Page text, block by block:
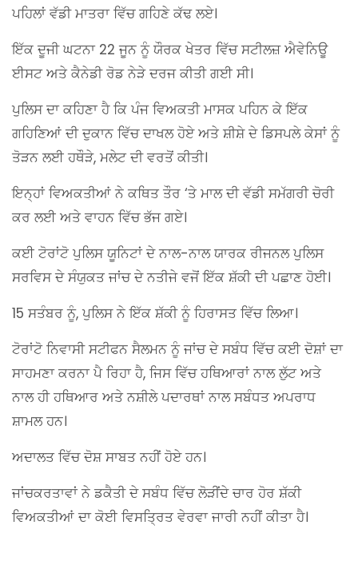
ਪਹਿਲਾਂ ਵੱਡੀ ਮਾਤਰਾ ਵਿੱਚ ਗਹਿਣੇ ਕੱਢ ਲਏ।
ਇੱਕ ਦੂਜੀ ਘਟਨਾ 22 ਜੂਨ ਨੂੰ ਯੌਰਕ ਖੇਤਰ ਵਿੱਚ ਸਟੀਲਜ਼ ਐਵੇਨਿਊ
ਈਸਟ ਅਤੇ ਕੈਨੇਡੀ ਰੋਡ ਨੇੜੇ ਦਰਜ ਕੀਤੀ ਗਈ ਸੀ।
ਪੁਲਿਸ ਦਾ ਕਹਿਣਾ ਹੈ ਕਿ ਪੰਜ ਵਿਅਕਤੀ ਮਾਸਕ ਪਹਿਨ ਕੇ ਇੱਕ
ਗਹਿਣਿਆਂ ਦੀ ਦੁਕਾਨ ਵਿੱਚ ਦਾਖਲ ਹੋਏ ਅਤੇ ਸ਼ੀਸ਼ੇ ਦੇ ਡਿਸਪਲੇ ਕੇਸਾਂ ਨੂੰ
ਤੋੜਨ ਲਈ ਹਥੌੜੇ, ਮਲੇਟ ਦੀ ਵਰਤੋਂ ਕੀਤੀ।
ਇਨ੍ਹਾਂ ਵਿਅਕਤੀਆਂ ਨੇ ਕਥਿਤ ਤੌਰ ‘ਤੇ ਮਾਲ ਦੀ ਵੱਡੀ ਸਮੱਗਰੀ ਚੋਰੀ
ਕਰ ਲਈ ਅਤੇ ਵਾਹਨ ਵਿੱਚ ਭੱਜ ਗਏ।
ਕਈ ਟੋਰਾਂਟੋ ਪੁਲਿਸ ਯੂਨਿਟਾਂ ਦੇ ਨਾਲ-ਨਾਲ ਯਾਰਕ ਰੀਜਨਲ ਪੁਲਿਸ
ਸਰਵਿਸ ਦੇ ਸੰਯੁਕਤ ਜਾਂਚ ਦੇ ਨਤੀਜੇ ਵਜੋਂ ਇੱਕ ਸ਼ੱਕੀ ਦੀ ਪਛਾਣ ਹੋਈ।
15 ਸਤੰਬਰ ਨੂੰ, ਪੁਲਿਸ ਨੇ ਇੱਕ ਸ਼ੱਕੀ ਨੂੰ ਹਿਰਾਸਤ ਵਿੱਚ ਲਿਆ।
ਟੋਰਾਂਟੋ ਨਿਵਾਸੀ ਸਟੀਫਨ ਸੈਲਮਨ ਨੂੰ ਜਾਂਚ ਦੇ ਸਬੰਧ ਵਿੱਚ ਕਈ ਦੋਸ਼ਾਂ ਦਾ
ਸਾਹਮਣਾ ਕਰਨਾ ਪੈ ਰਿਹਾ ਹੈ, ਜਿਸ ਵਿੱਚ ਹਥਿਆਰਾਂ ਨਾਲ ਲੁੱਟ ਅਤੇ
ਨਾਲ ਹੀ ਹਥਿਆਰ ਅਤੇ ਨਸ਼ੀਲੇ ਪਦਾਰਥਾਂ ਨਾਲ ਸਬੰਧਤ ਅਪਰਾਧ
ਸ਼ਾਮਲ ਹਨ।
ਅਦਾਲਤ ਵਿੱਚ ਦੋਸ਼ ਸਾਬਤ ਨਹੀਂ ਹੋਏ ਹਨ।
ਜਾਂਚਕਰਤਾਵਾਂ ਨੇ ਡਕੈਤੀ ਦੇ ਸਬੰਧ ਵਿੱਚ ਲੋੜੀਂਦੇ ਚਾਰ ਹੋਰ ਸ਼ੱਕੀ
ਵਿਅਕਤੀਆਂ ਦਾ ਕੋਈ ਵਿਸਤ੍ਰਿਤ ਵੇਰਵਾ ਜਾਰੀ ਨਹੀਂ ਕੀਤਾ ਹੈ।